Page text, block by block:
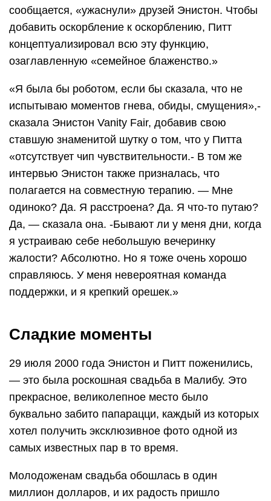
сообщается, «ужаснули» друзей Энистон. Чтобы
добавить оскорбление к оскорблению, Питт
концептуализировал всю эту функцию,
озаглавленную «семейное блаженство.»
«Я была бы роботом, если бы сказала, что не
испытываю моментов гнева, обиды, смущения»,-
сказала Энистон Vanity Fair, добавив свою
ставшую знаменитой шутку о том, что у Питта
«отсутствует чип чувствительности.- В том же
интервью Энистон также призналась, что
полагается на совместную терапию. — Мне
одиноко? Да. Я расстроена? Да. Я что-то путаю?
Да, — сказала она. -Бывают ли у меня дни, когда
я устраиваю себе небольшую вечеринку
жалости? Абсолютно. Но я тоже очень хорошо
справляюсь. У меня невероятная команда
поддержки, и я крепкий орешек.»
Сладкие моменты
29 июля 2000 года Энистон и Питт поженились,
— это была роскошная свадьба в Малибу. Это
прекрасное, великолепное место было
буквально забито папарацци, каждый из которых
хотел получить эксклюзивное фото одной из
самых известных пар в то время.
Молодоженам свадьба обошлась в один
миллион долларов, и их радость пришло